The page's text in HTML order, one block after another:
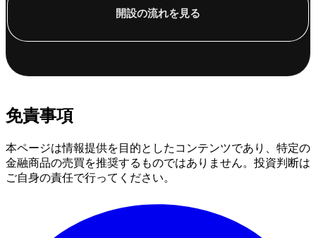
開設の流れを見る
免責事項
本ページは情報提供を目的としたコンテンツであり、特定の
金融商品の売買を推奨するものではありません。投資判断は
ご自身の責任で行ってください。